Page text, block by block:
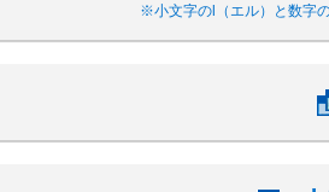
※小文字のl（エル）と数字